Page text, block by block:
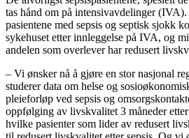
tas hånd om på intensivavdelinger
pasientene med sepsis og septisk sjokk
sykehuset etter innleggelse på IVA, og
andelen som overlever har redusert
– Vi ønsker nå å gjøre en stor nasjonal
studerer data om helse og
pleieforløp ved sepsis og
oppfølging av livskvalitet 3 måneder
hvilke pasienter som lider av redusert